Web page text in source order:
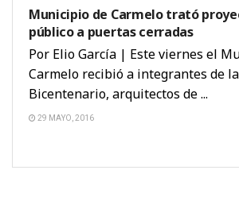
Municipio de Carmelo trató
público a puertas cerradas
Por Elio García | Este viernes el
Carmelo recibió a integrantes de
Bicentenario, arquitectos de ...
29 MAYO, 2016